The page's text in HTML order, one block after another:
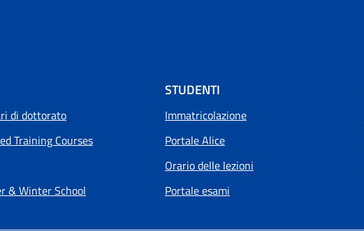
di dottorato
Training Courses
& Winter School
STUDENTI
Immatricolazione
Portale Alice
Orario delle lezioni
Portale esami